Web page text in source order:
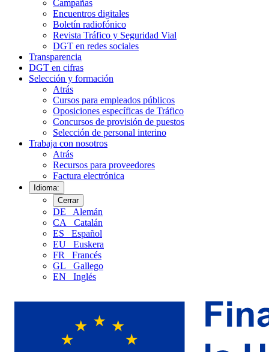
Campañas
Encuentros digitales
Boletín radiofónico
Revista Tráfico y Seguridad Vial
DGT en redes sociales
Transparencia
DGT en cifras
Selección y formación
Atrás
Cursos para empleados públicos
Oposiciones específicas de Tráfico
Concursos de provisión de puestos
Selección de personal interino
Trabaja con nosotros
Atrás
Recursos para proveedores
Factura electrónica
Idioma:
Cerrar
DE
Alemán
CA
Catalán
ES
Español
EU
Euskera
FR
Francés
GL
Gallego
EN
Inglés